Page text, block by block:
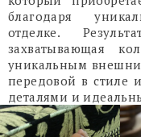
благодаря
отделке.
захватывающая
уникальным
передовой в стиле
деталями и